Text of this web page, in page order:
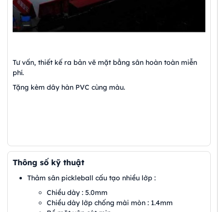
Tư vấn, thiết kế ra bản vẽ mặt bằng sân hoàn toàn miễn
phí.
Tặng kèm dây hàn PVC cùng màu.
Thông số kỹ thuật
Thảm sân pickleball cấu tạo nhiều lớp :
Chiều dày : 5.0mm
Chiều dày lớp chống mài mòn : 1.4mm